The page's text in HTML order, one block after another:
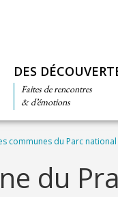
DES
Faites de rencontres
& d’émotions
communes du Parc national
du